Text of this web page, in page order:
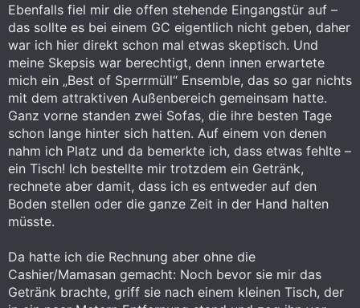
Ebenfalls fiel mir die offen stehende Eingangstür auf –
das sollte es bei einem GC eigentlich nicht geben, daher
war ich hier direkt schon mal etwas skeptisch. Und
meine Skepsis war berechtigt, denn innen erwartete
mich ein „Best of Sperrmüll“ Ensemble, das so gar nichts
mit dem attraktiven Außenbereich gemeinsam hatte.
Ganz vorne standen zwei Sofas, die ihre besten Tage
schon lange hinter sich hatten. Auf einem von denen
nahm ich Platz und da bemerkte ich, dass etwas fehlte –
ein Tisch! Ich bestellte mir trotzdem ein Getränk,
rechnete aber damit, dass ich es entweder auf den
Boden stellen oder die ganze Zeit in der Hand halten
müsste.
Da hatte ich die Rechnung aber ohne die
Cashier/Mamasan gemacht: Noch bevor sie mir das
Getränk brachte, griff sie nach einem kleinen Tisch, der